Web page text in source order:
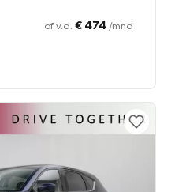
of v.a. € 474 /mnd